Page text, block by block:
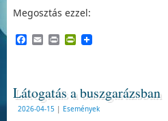
Megosztás ezzel:
Facebook
EmailPrintPrintFriendly
Látogatás a buszgarázsban
2026-04-15 | Események